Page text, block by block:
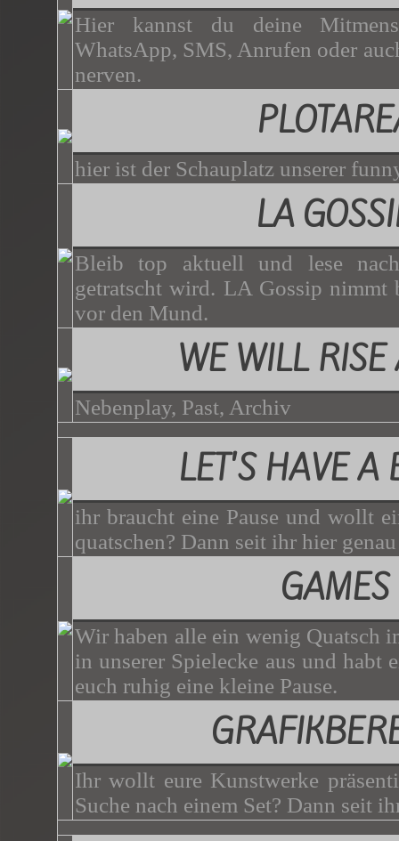
Hier kannst du deine
WhatsApp, SMS, Anrufen oder
nerven.
hier ist der Schauplatz unserer
LA
Bleib top aktuell und lese
getratscht wird. LA Gossip
vor den Mund.
WE WILL
Nebenplay, Past, Archiv
LET'S HAVE A
ihr braucht eine Pause und wollt
quatschen? Dann seit ihr hier
GAMES
Wir haben alle ein wenig Quatsch
in unserer Spielecke aus und habt
euch ruhig eine kleine Pause.
Ihr wollt eure Kunstwerke
Suche nach einem Set? Dann seit